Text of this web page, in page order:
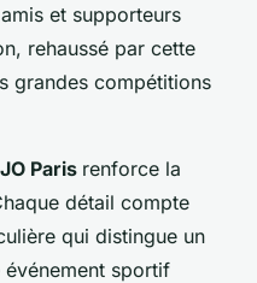
et supporteurs
rehaussé par cette
grandes compétitions
JO Paris renforce la
détail compte
qui distingue un
sportif